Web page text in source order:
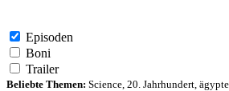
Episoden
Boni
Trailer
Beliebte Themen: Science 20. Jahrhundert